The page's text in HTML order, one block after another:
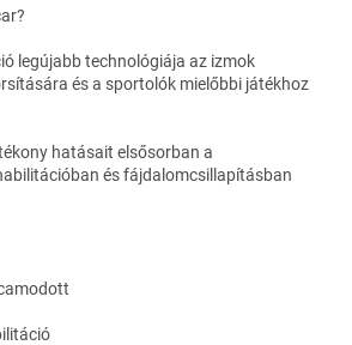
legújabb technológiája az izmok
és a sportolók mielőbbi játékhoz
hatásait elsősorban a
és fájdalomcsillapításban